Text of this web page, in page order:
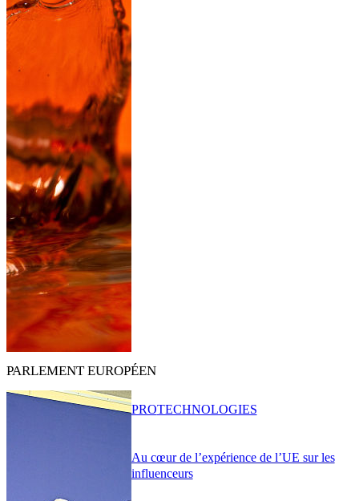
PARLEMENT EUROPÉEN
Au cœur de l’expérience de l’UE sur les
influenceurs
PROTECHNOLOGIES